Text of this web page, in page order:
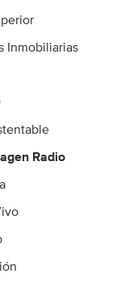
Inmobiliarias
Radio